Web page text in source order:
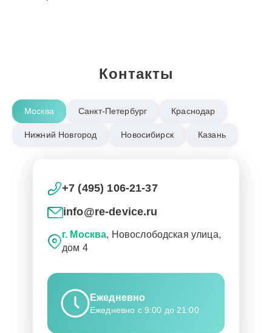
Контакты
Москва Санкт-Петербург Краснодар
Нижний Новгород Новосибирск Казань
+7 (495) 106-21-37
info@re-device.ru
г. Москва, Новослободская улица,
дом 4
Ежедневно
Ежедневно с 9:00 до 21:00